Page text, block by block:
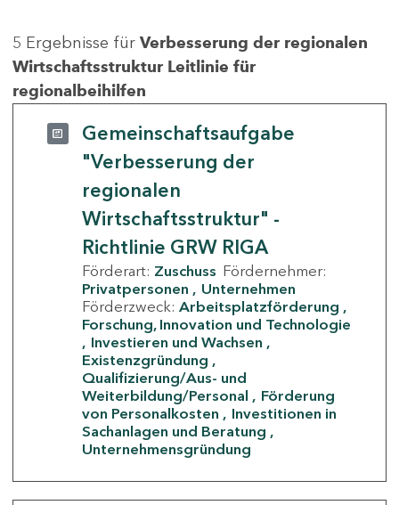
5 Ergebnisse für Verbesserung der regionalen
Wirtschaftsstruktur Leitlinie für
regionalbeihilfen
Gemeinschaftsaufgabe
"Verbesserung der
regionalen
Wirtschaftsstruktur" -
Richtlinie GRW RIGA
Förderart: Zuschuss Fördernehmer:
Privatpersonen
Unternehmen
Förderzweck: Arbeitsplatzförderung
Forschung, Innovation und Technologie
Investieren und Wachsen
Existenzgründung
Qualifizierung/Aus- und
Weiterbildung/Personal
Förderung
von Personalkosten
Investitionen in
Sachanlagen und Beratung
Unternehmensgründung